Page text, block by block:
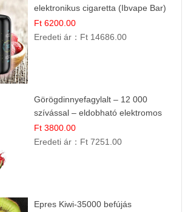
elektronikus cigaretta (Ibvape Bar)
Ft 6200.00
Eredeti ár： Ft 14686.00
Görögdinnyefagylalt – 12 000
szívással – eldobható elektromos
cigi
Ft 3800.00
Eredeti ár： Ft 7251.00
Epres Kiwi-35000 befújás